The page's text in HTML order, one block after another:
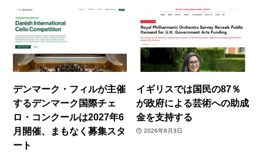
デンマーク・フィルが主催
するデンマーク国際チェ
ロ・コンクールは2027年6
月開催、まもなく募集スタ
ート
イギリスでは国民の87％
が政府による芸術への助成
金を支持する
2026年8月3日